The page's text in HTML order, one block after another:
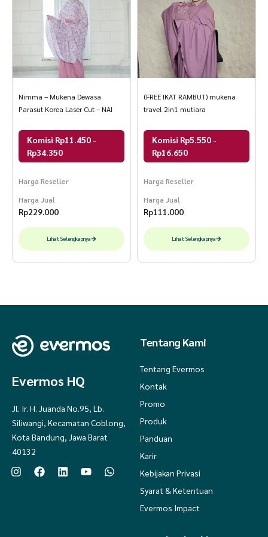
Nimma – Mukena Dewasa
Parasut Korea Laser Cut – NAI
Komisi Rp11.450 -
Rp34.350
Harga Reseller
Harga Jual
Rp229.000
Lihat Selengkapnya
(FREE IKAT RAMBUT) mukena
travel 2in1 mutiara
Komisi Rp5.550 -
Rp16.650
Harga Reseller
Harga Jual
Rp111.000
Lihat Selengkapnya
Evermos HQ
Jl. Ir. H. Juanda No.95, Lb.
Siliwangi, Kecamatan Coblong,
Kota Bandung, Jawa Barat
40132
Tentang Kami
Tentang Evermos
Kontak
Promo
Produk
Panduan
Karir
Kebijakan Privasi
Syarat & Ketentuan
Evermos Impact